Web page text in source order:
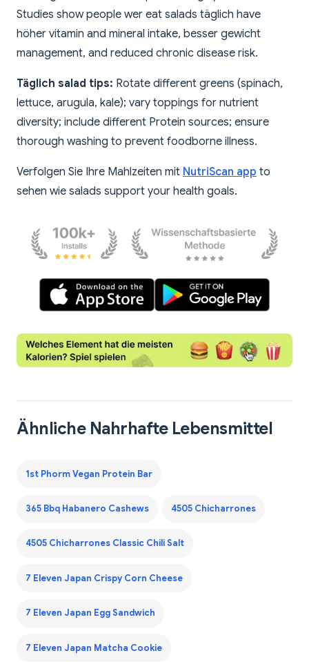
Studies show people wer eat salads täglich have
höher vitamin and mineral intake, besser gewicht
management, and reduced chronic disease risk.
Täglich salad tips: Rotate different greens (spinach,
lettuce, arugula, kale); vary toppings for nutrient
diversity; include different Protein sources; ensure
thorough washing to prevent foodborne illness.
Verfolgen Sie Ihre Mahlzeiten mit NutriScan app to
sehen wie salads support your health goals.
Ähnliche Nahrhafte Lebensmittel
1st Phorm Vegan Protein Bar
365 Bbq Habanero Cashews 4505 Chicharrones
4505 Chicharrones Classic Chili Salt
7 Eleven Japan Crispy Corn Cheese
7 Eleven Japan Egg Sandwich
7 Eleven Japan Matcha Cookie